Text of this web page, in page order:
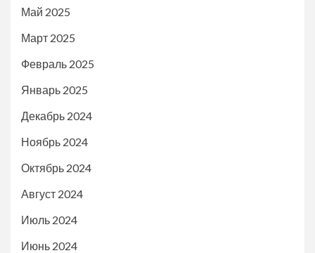
Май 2025
Март 2025
Февраль 2025
Январь 2025
Декабрь 2024
Ноябрь 2024
Октябрь 2024
Август 2024
Июль 2024
Июнь 2024